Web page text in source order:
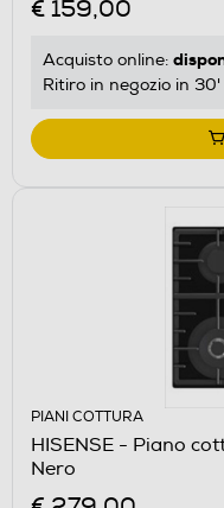
€ 159,00
Acquisto online:
Ritiro in negozio in
PIANI COTTURA
HISENSE - Piano
Nero